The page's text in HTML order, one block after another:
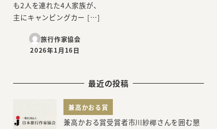
も2人を連れた4人家族が、
主にキャンピングカー […]
旅行作家協会
投稿日
2026年1月16日
最近の投稿
兼高かおる賞
兼高かおる賞受賞者市川紗椰さんを囲む懇